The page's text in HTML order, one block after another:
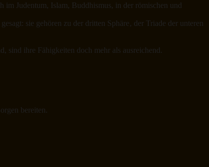
im Judentum, Islam, Buddhismus, in der römischen und
sie gehören zu der dritten Sphäre‚ der Triade der unteren
sind ihre Fähigkeiten doch mehr als ausreichend.
bereiten.